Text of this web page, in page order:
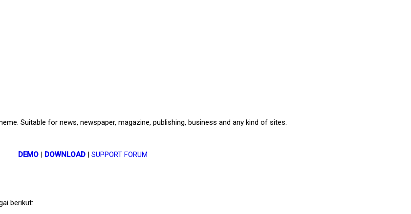
Suitable for news, newspaper, magazine, publishing, business and any kind of sites.
DEMO| DOWNLOAD| SUPPORT FORUM
berikut: